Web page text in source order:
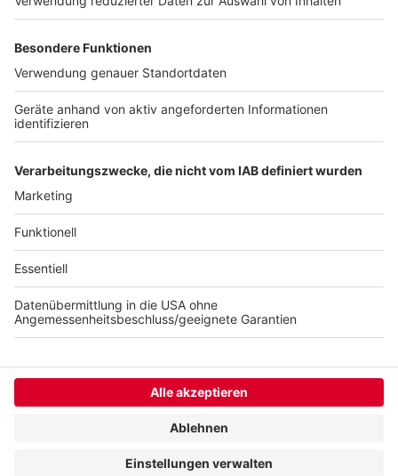
rund 70 Meter langen Schotterweg angelegt, damit
Landesstraße neben 100 Stundenkilometer schnellen
Autos laufen müssen. Prompt wurde der Weg vom
Landesbetrieb Straßen.NRW gesperrt - aus
Sicherheitsgründen. Ein den Vorschriften
entsprechender Fußweg sei nun in Planung - für
Anzeige